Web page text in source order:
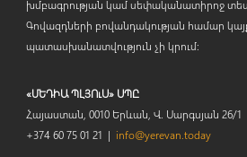
խմբագրության կամ սեփականատիրոջ
Գովազդների բովանդակության համար
պատասխանատվություն չի կրում:
«ՄԵԴԻԱ ՊԼՅՈւՍ» ՍՊԸ
Հայաստան, 0010 Երևան, Վ. Սարգսյան 26/1
+374 60 75 01 21 | info@yerevan.today